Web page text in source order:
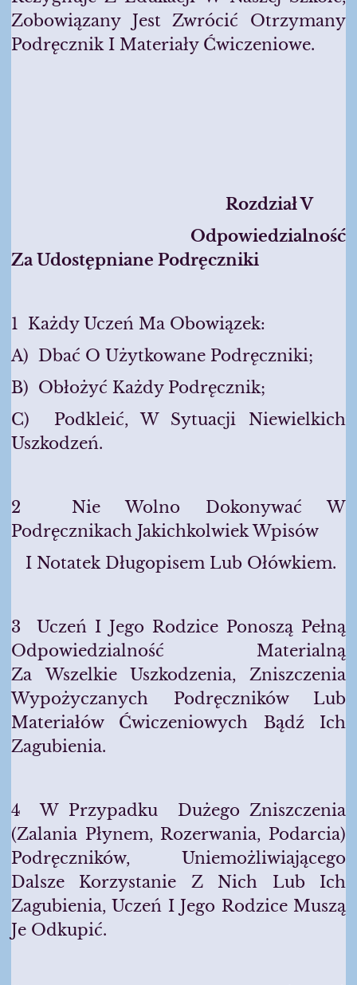
Zobowiązany Jest Zwrócić Otrzymany
Podręcznik I Materiały Ćwiczeniowe.
RozdziaŁ V
OdpowiedzialnoŚć
Za Udostępniane Podręczniki
1 Każdy Uczeń Ma Obowiązek:
A) Dbać O Użytkowane Podręczniki;
B) Obłożyć Każdy Podręcznik;
C) Podkleić, W Sytuacji Niewielkich
Uszkodzeń.
2 Nie Wolno Dokonywać W
Podręcznikach Jakichkolwiek Wpisów
I Notatek Długopisem Lub Ołówkiem.
3 Uczeń I Jego Rodzice Ponoszą Pełną
Odpowiedzialność Materialną
Za Wszelkie Uszkodzenia, Zniszczenia
Wypożyczanych Podręczników Lub
Materiałów Ćwiczeniowych Bądź Ich
Zagubienia.
4 W Przypadku Dużego Zniszczenia
(zalania Płynem, Rozerwania, Podarcia)
Podręczników, Uniemożliwiającego
Dalsze Korzystanie Z Nich Lub Ich
Zagubienia, Uczeń I Jego Rodzice Muszą
Je Odkupić.